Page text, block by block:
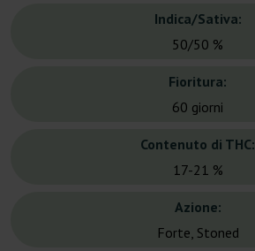
Indica/Sativa:
50/50 %
Fioritura:
60 giorni
Contenuto di THC:
17-21 %
Azione:
Forte, Stoned